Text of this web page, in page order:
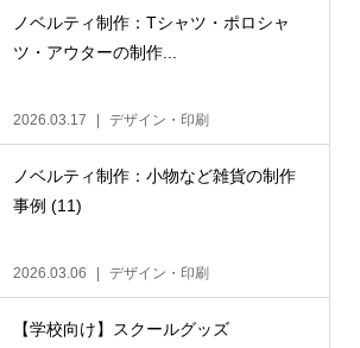
ノベルティ制作：Tシャツ・ポロシャ
ツ・アウターの制作...
2026.03.17 デザイン・印刷
ノベルティ制作：小物など雑貨の制作
事例 (11)
2026.03.06 デザイン・印刷
【学校向け】スクールグッズ